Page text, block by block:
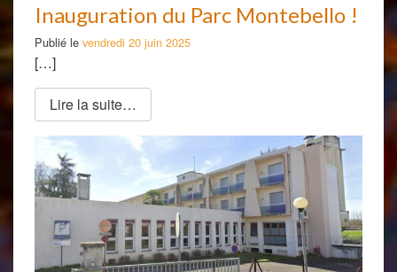
Inauguration du Parc Montebello !
Publié le vendredi 20 juin 2025
[…]
Lire la suite…